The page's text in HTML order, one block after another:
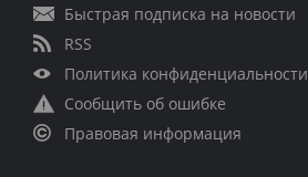
Быстрая подписка на новости
RSS
Политика конфиденциальности
Сообщить об ошибке
Правовая информация